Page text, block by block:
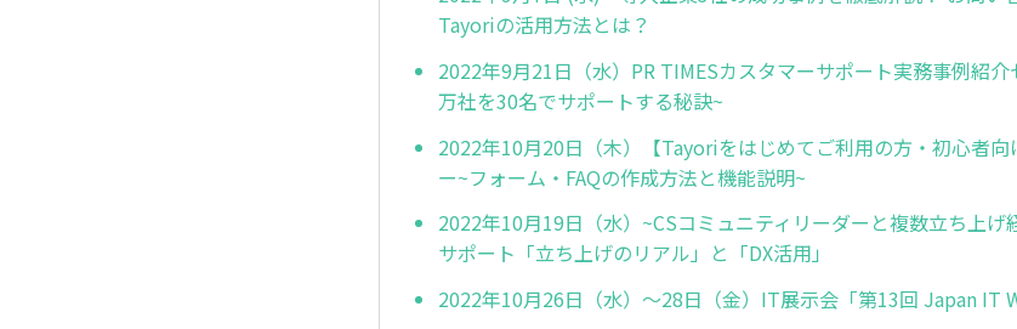
Tayoriの活用方法とは？
2022年9月21日（水）PR TIMESカスタマーサポート実務事例紹
万社を30名でサポートする秘訣~
2022年10月20日（木）【Tayoriをはじめてご利用の方・初心者
ー~フォーム・FAQの作成方法と機能説明~
2022年10月19日（水）~CSコミュニティリーダーと複数立ち上げ
サポート「立ち上げのリアル」と「DX活用」
2022年10月26日（水）～28日（金）IT展示会「第13回 Japan IT